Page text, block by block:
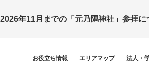
2026年11月までの「元乃隅神社」参拝に
お役立ち情報 エリアマップ 法人・